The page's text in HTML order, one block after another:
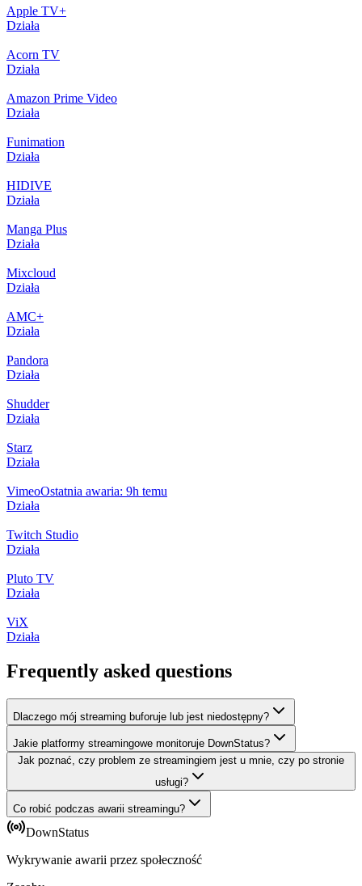
Apple TV+
Działa
Acorn TV
Działa
Amazon Prime Video
Działa
Funimation
Działa
HIDIVE
Działa
Manga Plus
Działa
Mixcloud
Działa
AMC+
Działa
Pandora
Działa
Shudder
Działa
Starz
Działa
VimeoOstatnia awaria: 9h temu
Działa
Twitch Studio
Działa
Pluto TV
Działa
ViX
Działa
Frequently asked questions
Dlaczego mój streaming buforuje lub jest niedostępny?
Jakie platformy streamingowe monitoruje DownStatus?
Jak poznać, czy problem ze streamingiem jest u mnie, czy po stronie
usługi?
Co robić podczas awarii streamingu?
DownStatus
Wykrywanie awarii przez społeczność